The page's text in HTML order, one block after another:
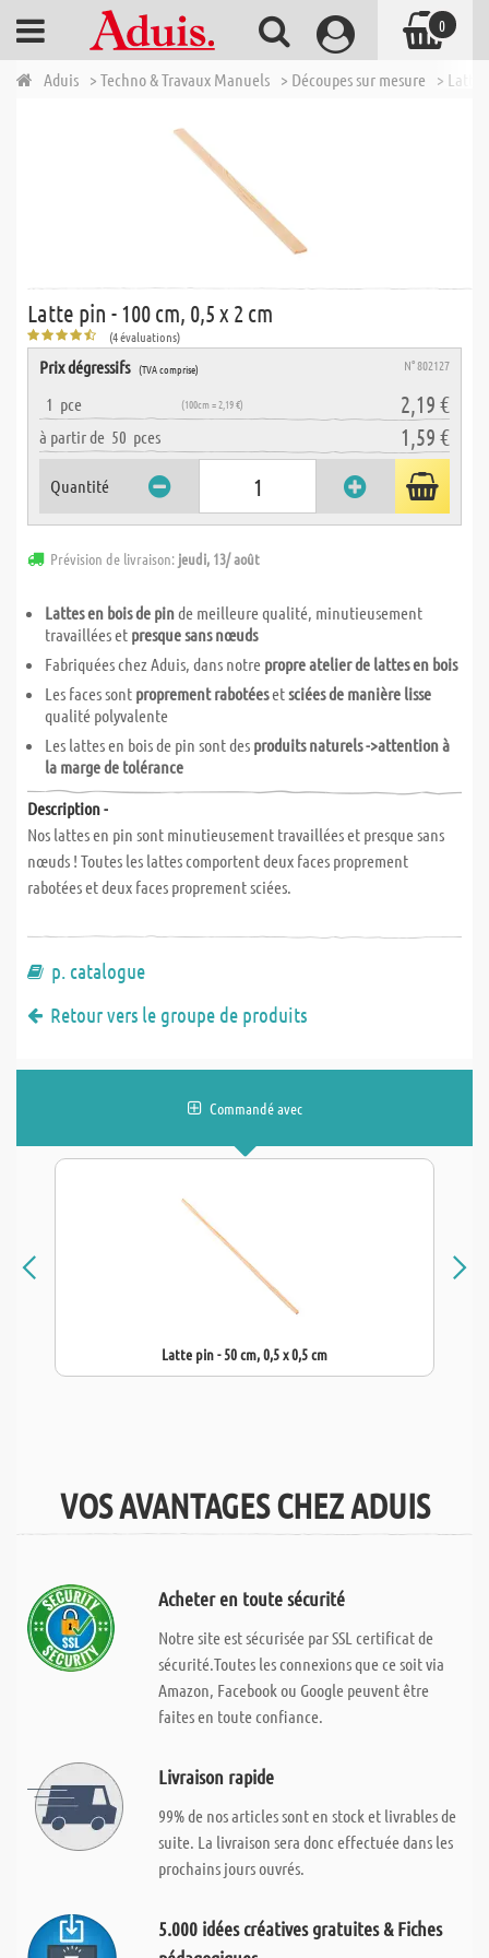
Aduis > Techno & Travaux Manuels > Découpes sur mesure >
Latte pin - 100 cm, 0,5 x 2 cm
(4 évaluations)
Prix dégressifs (TVA comprise) N° 802127
1 pce (100cm = 2,19 €) 2,19 €
à partir de 50 pces 1,59 €
Quantité
Prévision de livraison: jeudi, 13/ août
Lattes en bois de pinde meilleure qualité, minutieusement
travaillées et presque sans nœuds
Fabriquées chez Aduis, dans notre propre atelier de lattes en bois
Les faces sont proprement rabotéesetsciées de manière lisse
qualité polyvalente
Les lattes en bois de pin sont des produits naturels ->attention à
la marge de tolérance
Description -
Nos lattes en pin sont minutieusement travaillées et presque sans
nœuds ! Toutes les lattes comportent deux faces proprement
rabotées et deux faces proprement sciées.
p. catalogue
Retour vers le groupe de produits
Commandé avec
Latte pin - 50 cm, 0,5 x 0,5 cm
VOS AVANTAGES CHEZ ADUIS
Acheter en toute sécurité
Notre site est sécurisée par SSL certificat de
sécurité.Toutes les connexions que ce soit via
Amazon, Facebook ou Google peuvent être
faites en toute confiance.
Livraison rapide
99% de nos articles sont en stock et livrables de
suite. La livraison sera donc effectuée dans les
prochains jours ouvrés.
5.000 idées créatives gratuites & Fiches
0